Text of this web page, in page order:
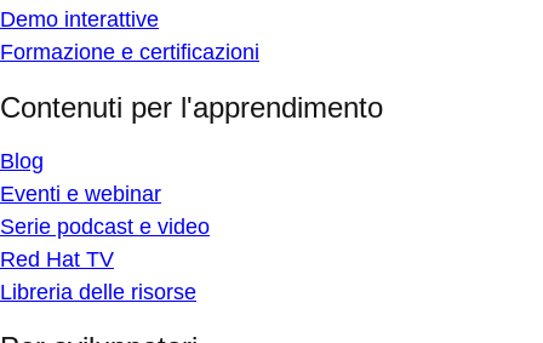
Demo interattive
Formazione e certificazioni
Contenuti per l'apprendimento
Blog
Eventi e webinar
Serie podcast e video
Red Hat TV
Libreria delle risorse